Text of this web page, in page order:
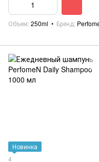
Объем 250ml Бренд
Новинка
4